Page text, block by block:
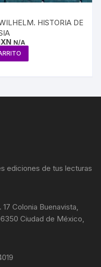
HISTORIA DE
N/A
ediciones de tus lecturas
Colonia Buenavista,
Ciudad de México,